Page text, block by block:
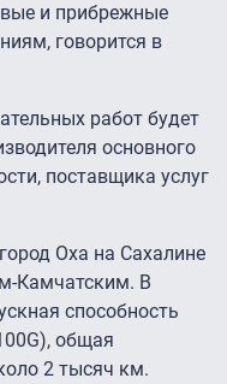
и прибрежные
говорится в
работ будет
основного
поставщика услуг
Оха на Сахалине
Камчатским. В
способность
общая
2 тысяч км.